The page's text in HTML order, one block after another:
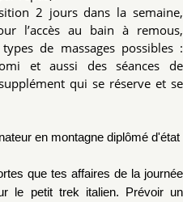
2 jours dans la semaine,
l’accès au bain à remous,
de massages possibles :
et aussi des séances de
qui se réserve et se
en montagne diplômé d'état
que tes affaires de la journée
le petit trek italien. Prévoir un